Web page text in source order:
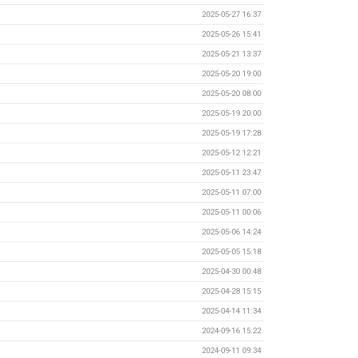
2025-05-27 16:37
2025-05-26 15:41
2025-05-21 13:37
2025-05-20 19:00
2025-05-20 08:00
2025-05-19 20:00
2025-05-19 17:28
2025-05-12 12:21
2025-05-11 23:47
2025-05-11 07:00
2025-05-11 00:06
2025-05-06 14:24
2025-05-05 15:18
2025-04-30 00:48
2025-04-28 15:15
2025-04-14 11:34
2024-09-16 15:22
2024-09-11 09:34